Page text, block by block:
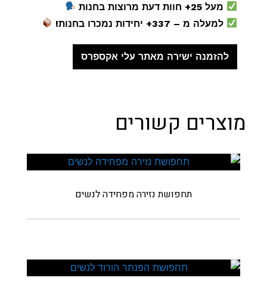
מעל 25+ חוות דעת מרוצות בחנות
למעלה מ – 337+ יחידות נמכרו בחנות!
להזמנה ישירה מאתר עלי אקספרס
מוצרים קשורים
תחפושת נזירה מפחידה לנשים